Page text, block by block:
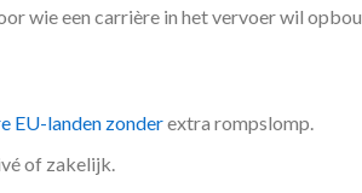
wie een carrière in het vervoer wil
EU-landen zonderextra rompslomp.
of zakelijk.